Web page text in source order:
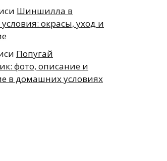
Шиншилла в
окрасы, уход и
Попугай
фото, описание и
в домашних условиях